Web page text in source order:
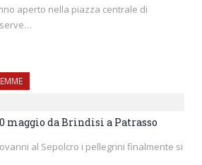
aperto nella piazza centrale di
maggio da Brindisi a Patrasso
al Sepolcro i pellegrini finalmente si